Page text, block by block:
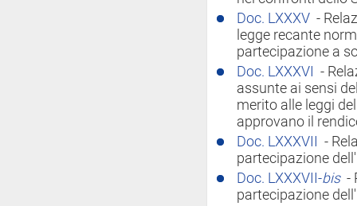
Doc. LXXXV -
legge recante
partecipazione a
Doc. LXXXVI
-
assunte ai sensi
merito alle leggi
approvano il
Doc. LXXXVII
-
partecipazione
Doc. LXXXVII-bis -
partecipazione